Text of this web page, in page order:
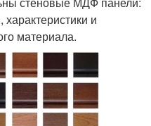
и
материала.